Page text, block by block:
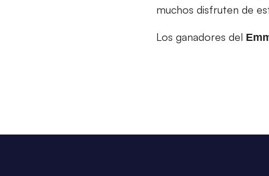
muchos disfruten de
Los ganadores del